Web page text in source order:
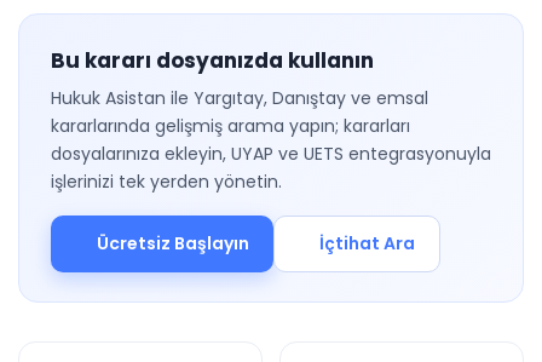
Bu kararı dosyanızda kullanın
Hukuk Asistan ile Yargıtay, Danıştay ve emsal
kararlarında gelişmiş arama yapın; kararları
dosyalarınıza ekleyin, UYAP ve UETS entegrasyonuyla
işlerinizi tek yerden yönetin.
Ücretsiz Başlayın İçtihat Ara